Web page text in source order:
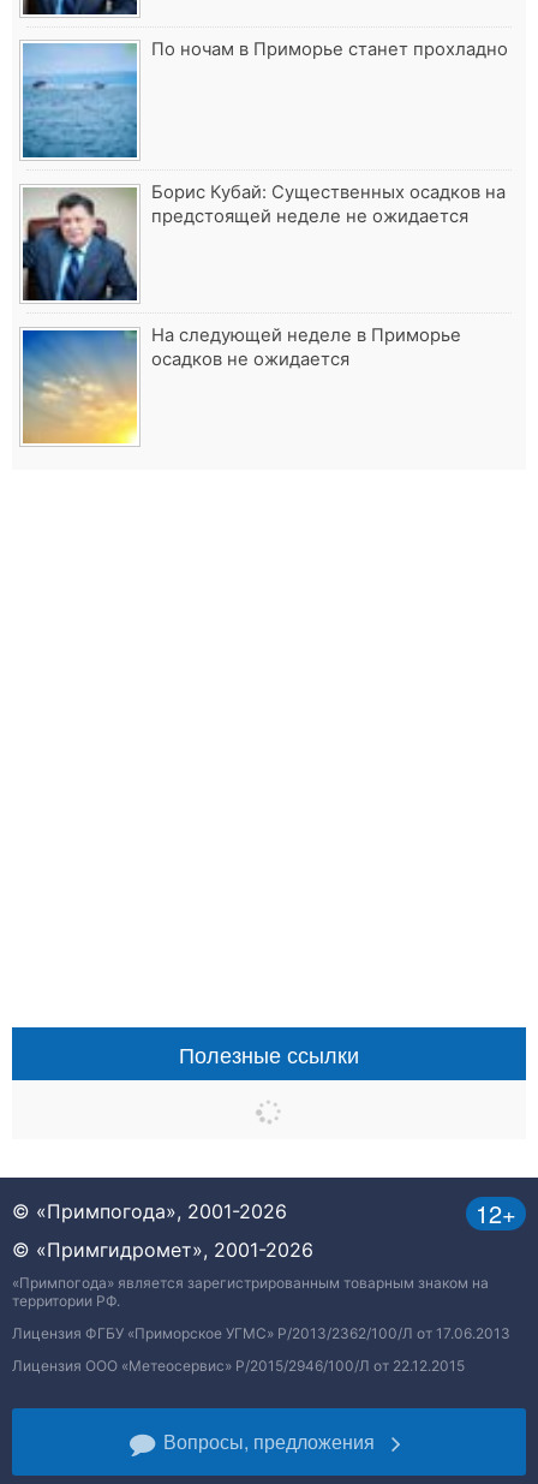
По ночам в Приморье станет прохладно
Борис Кубай: Существенных осадков на
предстоящей неделе не ожидается
На следующей неделе в Приморье
осадков не ожидается
Полезные ссылки
12+
© «Примпогода», 2001-2026
© «Примгидромет», 2001-2026
«Примпогода» является зарегистрированным товарным знаком на
территории РФ.
Лицензия ФГБУ «Приморское УГМС» Р/2013/2362/100/Л от 17.06.2013
Лицензия ООО «Метеосервис» Р/2015/2946/100/Л от 22.12.2015
Вопросы, предложения